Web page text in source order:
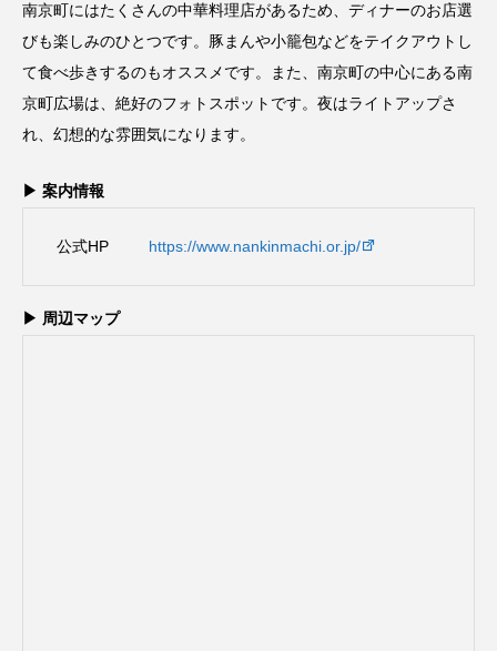
南京町にはたくさんの中華料理店があるため、ディナーのお店選
びも楽しみのひとつです。豚まんや小籠包などをテイクアウトし
て食べ歩きするのもオススメです。また、南京町の中心にある南
京町広場は、絶好のフォトスポットです。夜はライトアップさ
れ、幻想的な雰囲気になります。
▶ 案内情報
公式HP https://www.nankinmachi.or.jp/
▶ 周辺マップ